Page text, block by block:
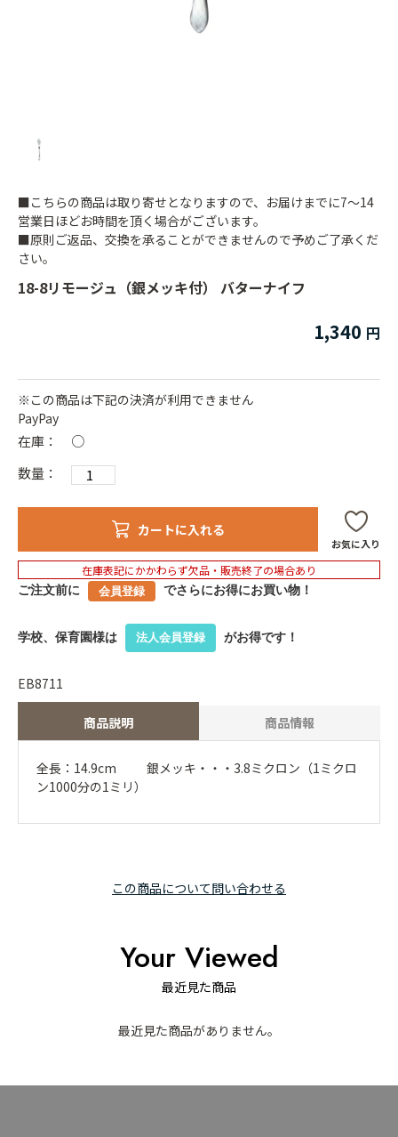
18-8リモージュ（銀メッキ付） バターナイフ
1,340
※この商品は下記の決済が利用できません
PayPay
在庫：
○
数量：
カートに入れる
お気に入り
在庫表記にかかわらず欠品・販売終了の場合あり
ご注文前に 会員登録 でさらにお得にお買い物！
学校、保育園様は 法人会員登録 がお得です！
商品説明 商品情報
全長：14.9cm 銀メッキ・・・3.8ミクロン（1ミクロ
ン1000分の1ミリ）
この商品について問い合わせる
■こちらの商品は取り寄せとなりますので、お届けまでに7～14
営業日ほどお時間を頂く場合がございます。
■原則ご返品、交換を承ることができませんので予めご了承くだ
さい。
EB8711
Your Viewed
最近見た商品
最近見た商品がありません。